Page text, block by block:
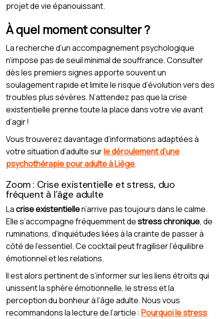
projet de vie épanouissant.
À quel moment consulter ?
La recherche d’un accompagnement psychologique
n’impose pas de seuil minimal de souffrance. Consulter
dès les premiers signes apporte souvent un
soulagement rapide et limite le risque d’évolution vers des
troubles plus sévères. N’attendez pas que la crise
existentielle prenne toute la place dans votre vie avant
d’agir !
Vous trouverez davantage d’informations adaptées à
votre situation d’adulte surle déroulement d’une
psychothérapie pour adulte à Liège.
Zoom : Crise existentielle et stress, duo
fréquent à l’âge adulte
Lacrise existentiellen’arrive pas toujours dans le calme.
Elle s’accompagne fréquemment destress chronique, de
ruminations, d’inquiétudes liées à la crainte de passer à
côté de l’essentiel. Ce cocktail peut fragiliser l’équilibre
émotionnel et les relations.
Il est alors pertinent de s’informer sur les liens étroits qui
unissent la sphère émotionnelle, le stress et la
perception du bonheur à l’âge adulte. Nous vous
recommandons la lecture de l’article : Pourquoi le stress